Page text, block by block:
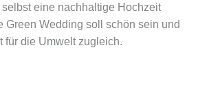
selbst eine nachhaltige Hochzeit
Green Wedding soll schön sein und
für die Umwelt zugleich.